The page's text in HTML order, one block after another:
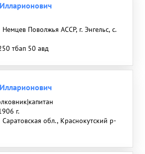
Немцев Поволжья АССР, г. Энгельс, с.
тбап 50 авд
г.
Саратовская обл., Краснокутский р-